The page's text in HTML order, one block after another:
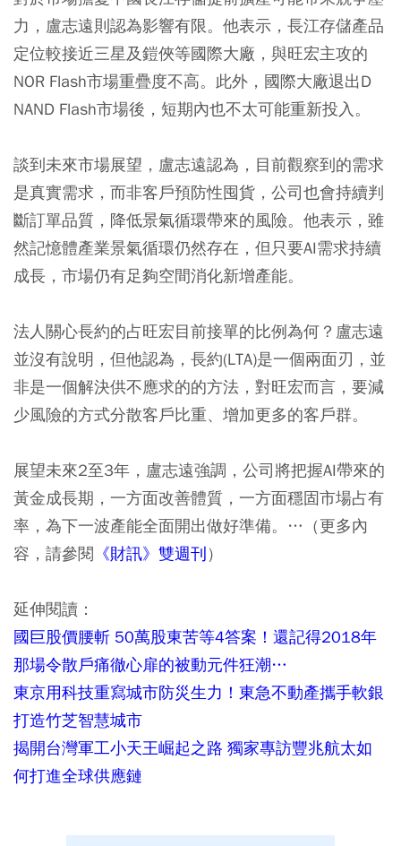
力，盧志遠則認為影響有限。他表示，長江存儲產品
定位較接近三星及鎧俠等國際大廠，與旺宏主攻的
NOR Flash市場重疊度不高。此外，國際大廠退出D
NAND Flash市場後，短期內也不太可能重新投入。
談到未來市場展望，盧志遠認為，目前觀察到的需求
是真實需求，而非客戶預防性囤貨，公司也會持續判
斷訂單品質，降低景氣循環帶來的風險。他表示，雖
然記憶體產業景氣循環仍然存在，但只要AI需求持續
成長，市場仍有足夠空間消化新增產能。
法人關心長約的占旺宏目前接單的比例為何？盧志遠
並沒有說明，但他認為，長約(LTA)是一個兩面刃，並
非是一個解決供不應求的的方法，對旺宏而言，要減
少風險的方式分散客戶比重、增加更多的客戶群。
展望未來2至3年，盧志遠強調，公司將把握AI帶來的
黃金成長期，一方面改善體質，一方面穩固市場占有
率，為下一波產能全面開出做好準備。…（更多內
容，請參閱 《財訊》雙週刊）
延伸閱讀：
國巨股價腰斬 50萬股東苦等4答案！還記得2018年
那場令散戶痛徹心扉的被動元件狂潮…
東京用科技重寫城市防災生力！東急不動產攜手軟銀
打造竹芝智慧城市
揭開台灣軍工小天王崛起之路 獨家專訪豐兆航太如
何打進全球供應鏈